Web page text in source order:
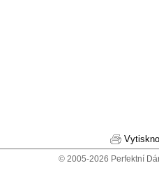
© 2005-2026 Perfektní